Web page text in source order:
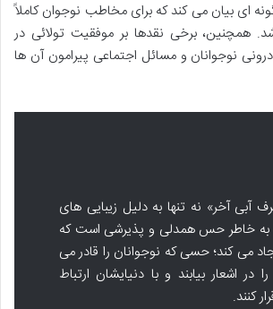
ای بیان می کند که برای مخاطب نوجوان کاملاً
همچنین، برخی نقدها بر موفقیت تولائی در
نوجوانان و مسائل اجتماعی پیرامون آن ها
آبی آخر» نه تنها به دلیل زیبایی های
به خاطر حس همدلی و پذیرشی است که
می کند؛ حسی که نوجوانان را قادر می
در اشعار بیابند و با دنیایشان ارتباط
کنند.